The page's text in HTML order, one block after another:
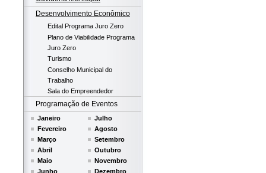
Desenvolvimento Econômico
Edital Programa Juro Zero
Plano de Viabilidade Programa
Juro Zero
Turismo
Conselho Municipal do
Trabalho
Sala do Empreendedor
Programação de Eventos
Janeiro
Fevereiro
Março
Abril
Maio
Junho
Julho
Agosto
Setembro
Outubro
Novembro
Dezembro